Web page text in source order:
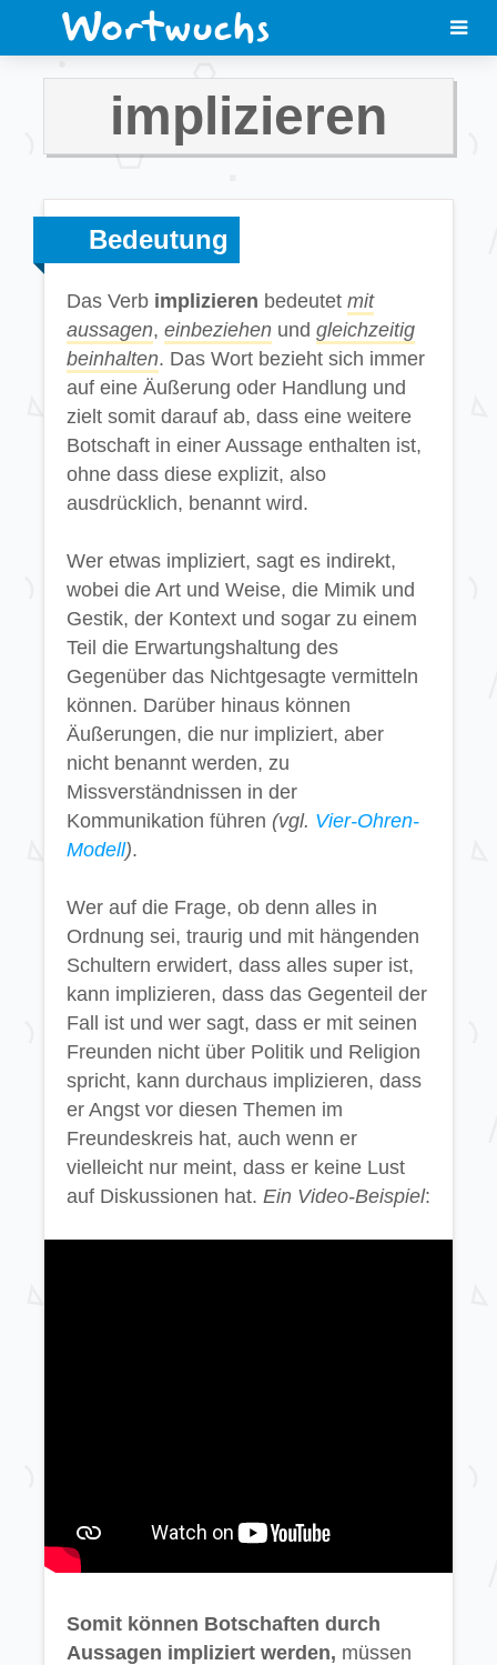
implizieren
Bedeutung
Das Verb implizieren bedeutet mit
aussagen, einbeziehen und gleichzeitig
beinhalten. Das Wort bezieht sich immer
auf eine Äußerung oder Handlung und
zielt somit darauf ab, dass eine weitere
Botschaft in einer Aussage enthalten ist,
ohne dass diese explizit, also
ausdrücklich, benannt wird.
Wer etwas impliziert, sagt es indirekt,
wobei die Art und Weise, die Mimik und
Gestik, der Kontext und sogar zu einem
Teil die Erwartungshaltung des
Gegenüber das Nichtgesagte vermitteln
können. Darüber hinaus können
Äußerungen, die nur impliziert, aber
nicht benannt werden, zu
Missverständnissen in der
Kommunikation führen (vgl. Vier-Ohren-
Modell).
Wer auf die Frage, ob denn alles in
Ordnung sei, traurig und mit hängenden
Schultern erwidert, dass alles super ist,
kann implizieren, dass das Gegenteil der
Fall ist und wer sagt, dass er mit seinen
Freunden nicht über Politik und Religion
spricht, kann durchaus implizieren, dass
er Angst vor diesen Themen im
Freundeskreis hat, auch wenn er
vielleicht nur meint, dass er keine Lust
auf Diskussionen hat. Ein Video-Beispiel:
Somit können Botschaften durch
Aussagen impliziert werden, müssen